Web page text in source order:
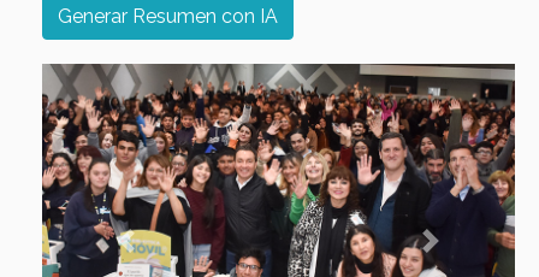
Generar Resumen con IA
Previous Next